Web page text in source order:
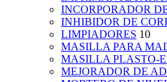
INCORPORADOR
INHIBIDOR DE
LIMPIADORES 10
MASILLA PARA
MASILLA PLASTO-
MEJORADOR DE